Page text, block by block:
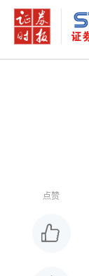
点赞